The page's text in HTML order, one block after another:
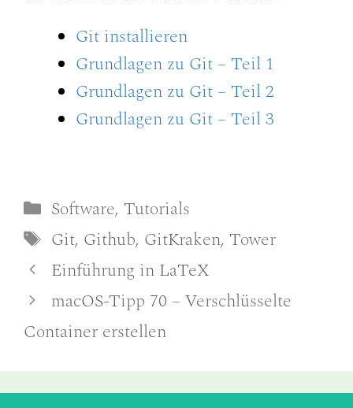
Git installieren
Grundlagen zu Git – Teil 1
Grundlagen zu Git – Teil 2
Grundlagen zu Git – Teil 3
Kategorien
Software, Tutorials
Schlagwörter
Git, Github, GitKraken, Tower
Einführung in LaTeX
macOS-Tipp 70 – Verschlüsselte
Container erstellen